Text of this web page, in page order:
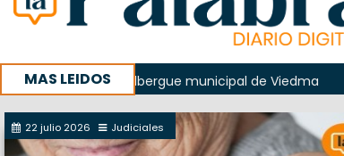
MAS LEIDOS
del albergue municipal de Viedma La
del Correo Argentino en Sierra Grande
22 julio 2026 Judiciales